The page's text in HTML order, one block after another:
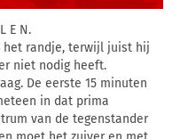
E N.
het randje, terwijl juist hij
niet nodig heeft.
De eerste 15 minuten
in dat prima
van de tegenstander